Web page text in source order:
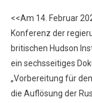
<<Am 14. Februar
Konferenz der
britischen Hudson
ein sechsseitiges
„Vorbereitung für
die Auflösung der